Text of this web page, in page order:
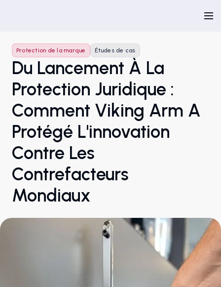
Protection de la marque Études de cas
Du Lancement À La
Protection Juridique :
Comment Viking Arm A
Protégé L'innovation
Contre Les
Contrefacteurs
Mondiaux